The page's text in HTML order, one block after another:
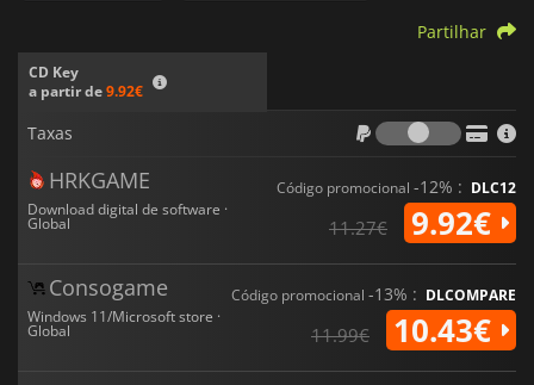
CD Key
a partir de9.92€
Partilhar
Taxas
Taxas
HRKGAME
Download digital de software ·
Global
Código promocional -12% : DLC12
11.27€ 9.92€
Consogame
Windows 11/Microsoft store ·
Global
Código promocional -13% : DLCOMPARE
11.99€ 10.43€